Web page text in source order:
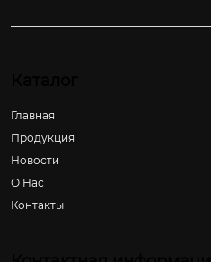
Главная
Продукция
Новости
О Hас
Контакты